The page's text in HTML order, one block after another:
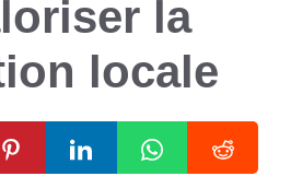
la
locale